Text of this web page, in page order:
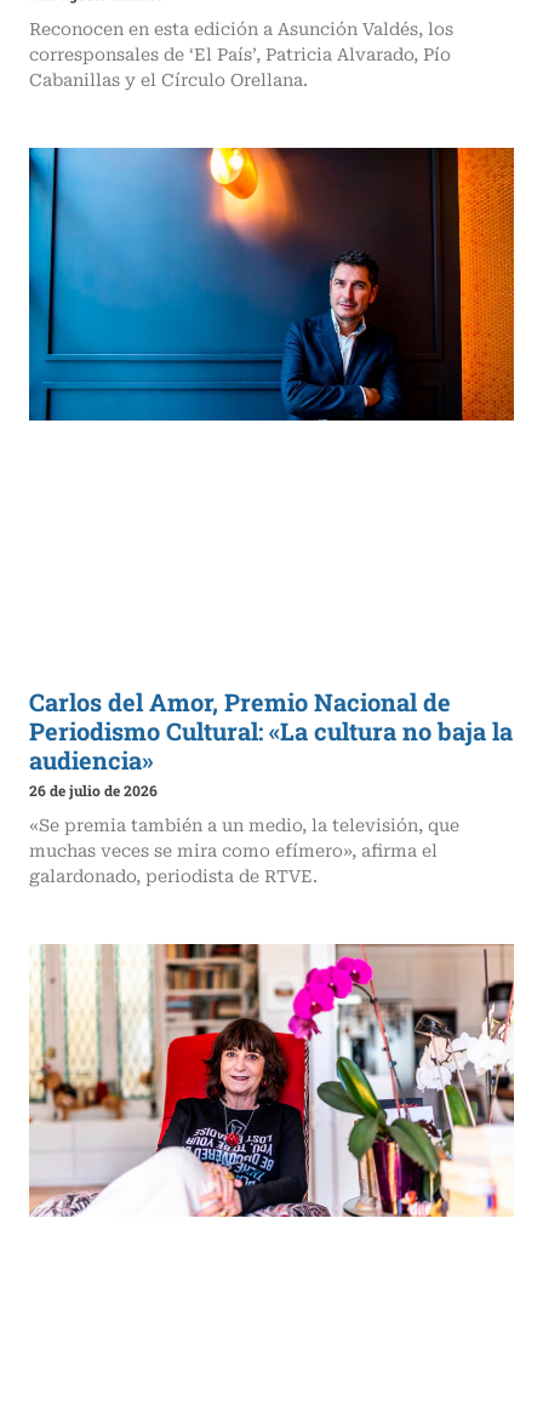
Reconocen en esta edición a Asunción Valdés, los
corresponsales de ‘El País’, Patricia Alvarado, Pío
Cabanillas y el Círculo Orellana.
Carlos del Amor, Premio Nacional de
Periodismo Cultural: «La cultura no baja la
audiencia»
26 de julio de 2026
«Se premia también a un medio, la televisión, que
muchas veces se mira como efímero», afirma el
galardonado, periodista de RTVE.